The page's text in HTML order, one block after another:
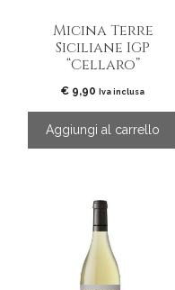
Micina Terre
Siciliane IGP
“Cellaro”
€ 9,90 Iva inclusa
Aggiungi al carrello